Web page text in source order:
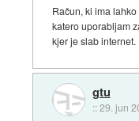
Račun, ki ima
katero uporabljam
kjer je slab
gtu
::29. jun